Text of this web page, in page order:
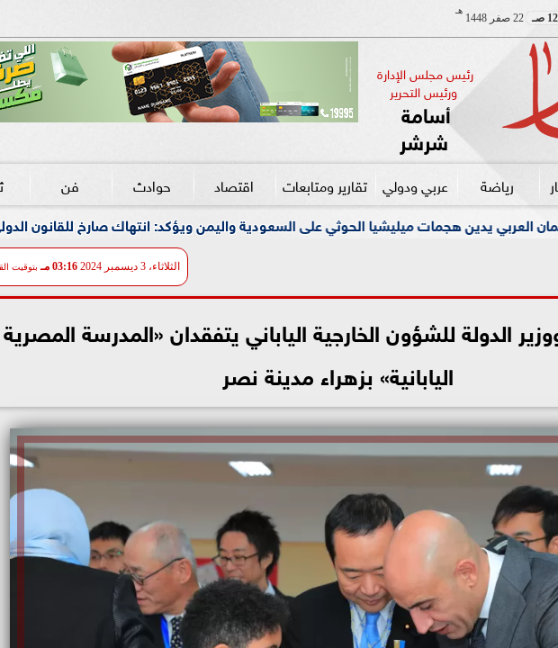
صـ 22 صفر 1448
هـ
رئيس مجلس الإدارة
ورئيس التحرير
أسامة
شرشر
رياضة عربي ودولي تقارير ومتابعات اقتصاد حوادث فن
ميليشيا الحوثي على السعودية واليمن ويؤكد: انتهاك صارخ للقانون الدولي وتهديد مباشر
الثلاثاء، 3 ديسمبر 2024 03:16 مـ بتوقيت
الدولة للشؤون الخارجية الياباني يتفقدان «المدرسة المصرية
اليابانية» بزهراء مدينة نصر